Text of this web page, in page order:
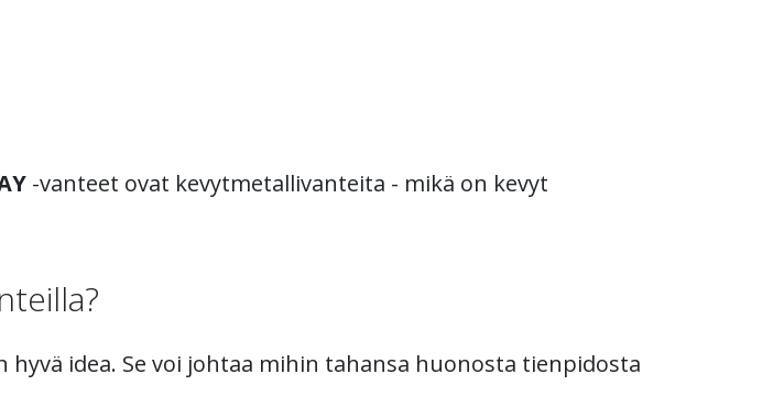
-vanteet ovat kevytmetallivanteita - mikä on kevyt
idea. Se voi johtaa mihin tahansa huonosta tienpidosta